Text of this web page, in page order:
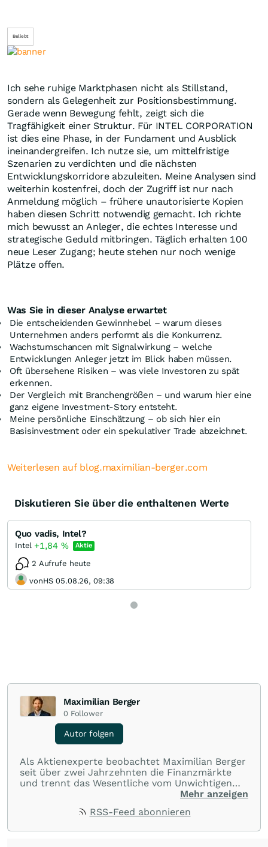
Beliebt
Ich sehe ruhige Marktphasen nicht als Stillstand,
sondern als Gelegenheit zur Positionsbestimmung.
Gerade wenn Bewegung fehlt, zeigt sich die
Tragfähigkeit einer Struktur. Für INTEL CORPORATION
ist dies eine Phase, in der Fundament und Ausblick
ineinandergreifen. Ich nutze sie, um mittelfristige
Szenarien zu verdichten und die nächsten
Entwicklungskorridore abzuleiten. Meine Analysen sind
weiterhin kostenfrei, doch der Zugriff ist nur nach
Anmeldung möglich – frühere unautorisierte Kopien
haben diesen Schritt notwendig gemacht. Ich richte
mich bewusst an Anleger, die echtes Interesse und
strategische Geduld mitbringen. Täglich erhalten 100
neue Leser Zugang; heute stehen nur noch wenige
Plätze offen.
Was Sie in dieser Analyse erwartet
Die entscheidenden Gewinnhebel – warum dieses
Unternehmen anders performt als die Konkurrenz.
Wachstumschancen mit Signalwirkung – welche
Entwicklungen Anleger jetzt im Blick haben müssen.
Oft übersehene Risiken – was viele Investoren zu spät
erkennen.
Der Vergleich mit Branchengrößen – und warum hier eine
ganz eigene Investment-Story entsteht.
Meine persönliche Einschätzung – ob sich hier ein
Basisinvestment oder ein spekulativer Trade abzeichnet.
Weiterlesen auf blog.maximilian-berger.com
Diskutieren Sie über die enthaltenen Werte
Quo vadis, Intel?
Intel +1,84 % Aktie
2 Aufrufe heute
vonHS 05.08.26, 09:38
Maximilian Berger
0 Follower
Autor folgen
Als Aktienexperte beobachtet Maximilian Berger
seit über zwei Jahrzehnten die Finanzmärkte
und trennt das Wesentliche vom Unwichtigen
und liefert wöchentlich klare, unabhängige
und Renditen liefern.
Mehr anzeigen
RSS-Feed abonnieren